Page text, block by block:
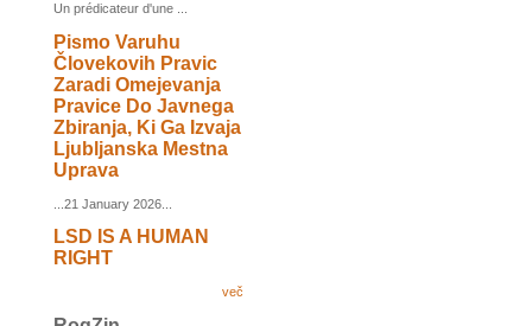
Un prédicateur d'une ...
Pismo Varuhu
Človekovih Pravic
Zaradi Omejevanja
Pravice Do Javnega
Zbiranja, Ki Ga Izvaja
Ljubljanska Mestna
Uprava
...21 January 2026...
LSD IS A HUMAN
RIGHT
več